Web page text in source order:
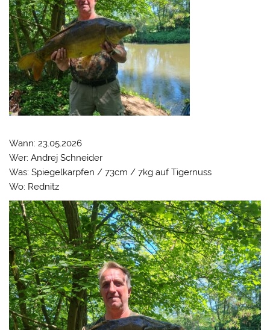
Wann: 23.05.2026
Wer: Andrej Schneider
Was: Spiegelkarpfen / 73cm / 7kg auf Tigernuss
Wo: Rednitz